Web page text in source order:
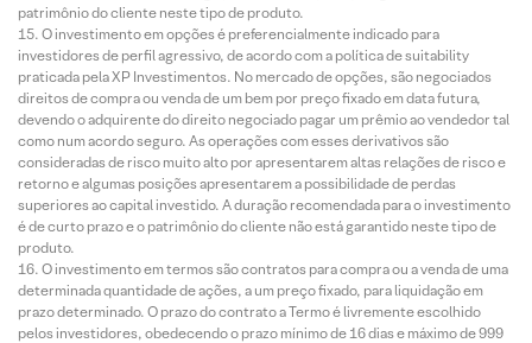
patrimônio do cliente neste tipo de produto.
O investimento em opções é preferencialmente indicado para
investidores de perfil agressivo, de acordo com a política de suitability
praticada pela XP Investimentos. No mercado de opções, são negociados
direitos de compra ou venda de um bem por preço fixado em data futura,
devendo o adquirente do direito negociado pagar um prêmio ao vendedor tal
como num acordo seguro. As operações com esses derivativos são
consideradas de risco muito alto por apresentarem altas relações de risco e
retorno e algumas posições apresentarem a possibilidade de perdas
superiores ao capital investido. A duração recomendada para o investimento
é de curto prazo e o patrimônio do cliente não está garantido neste tipo de
produto.
O investimento em termos são contratos para compra ou a venda de uma
determinada quantidade de ações, a um preço fixado, para liquidação em
prazo determinado. O prazo do contrato a Termo é livremente escolhido
pelos investidores, obedecendo o prazo mínimo de 16 dias e máximo de 999